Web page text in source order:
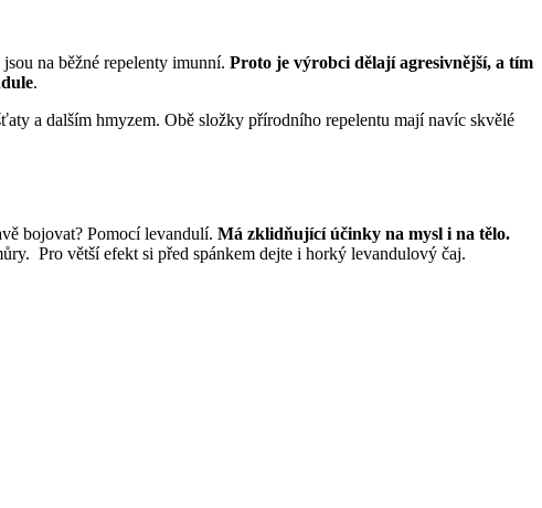
na běžné repelenty imunní. Proto je výrobci dělají agresivnější, a tím
.
a dalším hmyzem. Obě složky přírodního repelentu mají navíc skvělé
bojovat? Pomocí levandulí. Má zklidňující účinky na mysl i na tělo.
Pro větší efekt si před spánkem dejte i horký levandulový čaj.